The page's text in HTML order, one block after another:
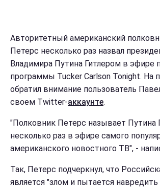
Авторитетный американский
Петерс несколько раз назвал
Владимира Путина Гитлером в эфире
программы Tucker Carlson Tonight. На
обратил внимание пользователь
своем Twitter-аккаунте.
"Полковник Петерс называет Путина
несколько раз в эфире самого
американского новостного ТВ", -
Так, Петерс подчеркнул, что
является "злом и пытается